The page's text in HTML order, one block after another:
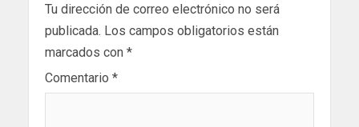
Tu dirección de correo electrónico no será
publicada. Los campos obligatorios están
marcados con *
Comentario *